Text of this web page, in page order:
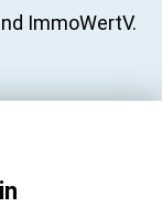
ImmoWertV.